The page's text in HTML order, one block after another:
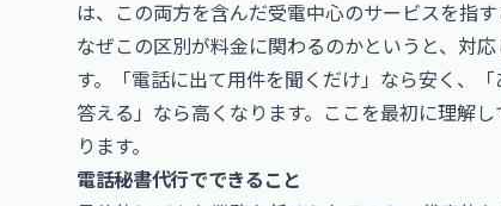
は、この両方を含んだ受電中心のサービスを指す
なぜこの区別が料金に関わるのかというと、対
す。「電話に出て用件を聞くだけ」なら安く、
答える」なら高くなります。ここを最初に理解
ります。
電話秘書代行でできること